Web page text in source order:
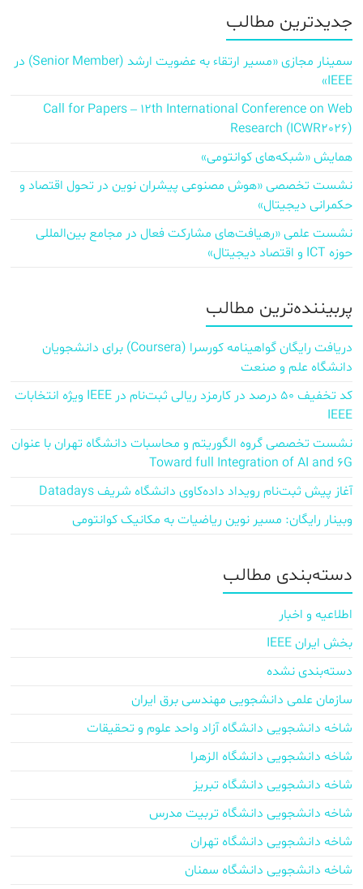
جدیدترین مطالب
سمینار مجازی «مسیر ارتقاء به عضویت ارشد (Senior Member) در
IEEE»
Call for Papers – 12th International Conference on Web
Research (ICWR2026)
همایش «شبکه‌های کوانتومی»
نشست تخصصی «هوش مصنوعی پیشران نوین در تحول اقتصاد و
حکمرانی دیجیتال»
نشست علمی «رهیافت‌های مشارکت فعال در مجامع بین‌المللی
حوزه ICT و اقتصاد دیجیتال»
پربیننده‌ترین مطالب
دریافت رایگان گواهینامه کورسرا (Coursera) برای دانشجویان
دانشگاه علم و صنعت
کد تخفیف ۵۰ درصد در کارمزد ریالی ثبت‌نام در IEEE ویژه انتخابات
IEEE
نشست تخصصی گروه الگوریتم و محاسبات دانشگاه تهران با عنوان
Toward full Integration of AI and 6G
آغاز پیش‌ ثبت‌نام رویداد داده‌کاوی دانشگاه شریف Datadays
وبینار رایگان: مسیر نوین ریاضیات به مکانیک کوانتومی
دسته‌بندی مطالب
اطلاعیه و اخبار
بخش ایران IEEE
دسته‌بندی نشده
سازمان علمی دانشجویی مهندسی برق ایران
شاخه دانشجویی دانشگاه آزاد واحد علوم و تحقیقات
شاخه دانشجویی دانشگاه الزهرا
شاخه دانشجویی دانشگاه تبریز
شاخه دانشجویی دانشگاه تربیت مدرس
شاخه دانشجویی دانشگاه تهران
شاخه دانشجویی دانشگاه سمنان